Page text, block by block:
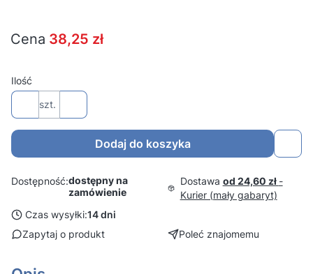
Cena 38,25 zł
Ilość
szt.
Dodaj do koszyka
Dostępność:dostępny na
zamówienie
Dostawa od 24,60 zł -
Kurier (mały gabaryt)
Czas wysyłki:14 dni
Zapytaj o produkt
Poleć znajomemu